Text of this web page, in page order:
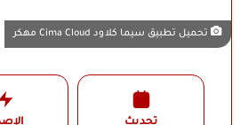
تحميل تطبيق سيما كلاود Cima Cloud مهكر
تحديث